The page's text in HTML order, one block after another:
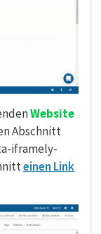
Website
Abschnitt
iframely-
einen Link